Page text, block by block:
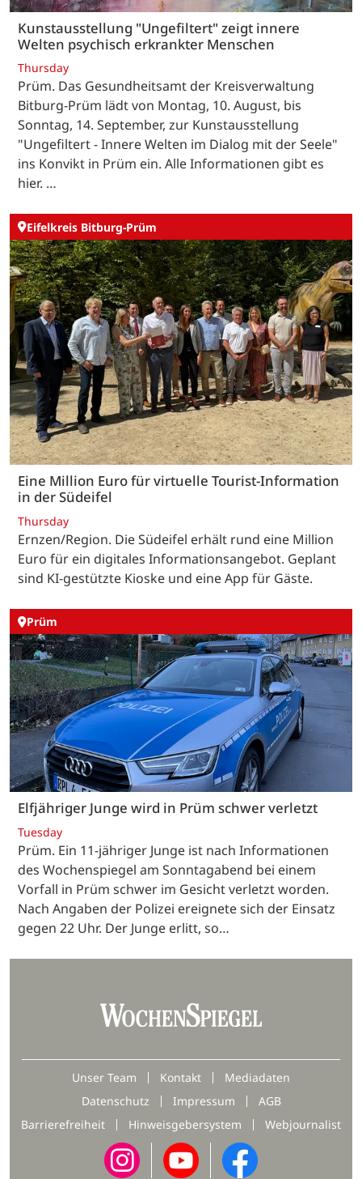
Kunstausstellung "Ungefiltert" zeigt innere
Welten psychisch erkrankter Menschen
Thursday
Prüm. Das Gesundheitsamt der Kreisverwaltung
Bitburg-Prüm lädt von Montag, 10. August, bis
Sonntag, 14. September, zur Kunstausstellung
"Ungefiltert - Innere Welten im Dialog mit der Seele"
ins Konvikt in Prüm ein. Alle Informationen gibt es
hier. …
Eifelkreis Bitburg-Prüm
Eine Million Euro für virtuelle Tourist-Information
in der Südeifel
Thursday
Ernzen/Region. Die Südeifel erhält rund eine Million
Euro für ein digitales Informationsangebot. Geplant
sind KI-gestützte Kioske und eine App für Gäste.
Prüm
Elfjähriger Junge wird in Prüm schwer verletzt
Tuesday
Prüm. Ein 11-jähriger Junge ist nach Informationen
des Wochenspiegel am Sonntagabend bei einem
Vorfall in Prüm schwer im Gesicht verletzt worden.
Nach Angaben der Polizei ereignete sich der Einsatz
gegen 22 Uhr. Der Junge erlitt, so…
Unser Team Kontakt
Mediadaten
Datenschutz
Impressum
AGB
Barrierefreiheit
Hinweisgebersystem Webjournalist